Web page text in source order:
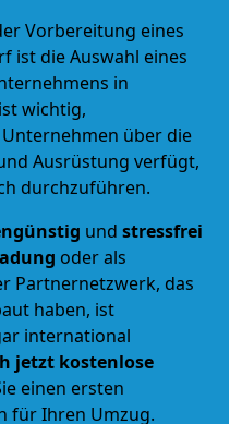
Vorbereitung eines
ist die Auswahl eines
in
wichtig,
über die
Ausrüstung verfügt,
durchzuführen.
und stressfrei
oder als
Partnernetzwerk, das
haben, ist
international
jetzt kostenlose
einen ersten
für Ihren Umzug.